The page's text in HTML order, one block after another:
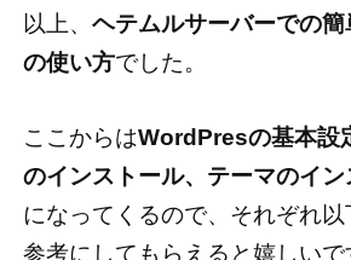
以上、 ヘテムルサーバーでの
の使い方でした。
ここからはWordPresの基本設
のインストール、テーマのイン
になってくるので、それぞれ以
参考にしてもらえると嬉しい